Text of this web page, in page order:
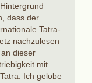
dass der
Tatra-
nachzulesen
dieser
mit
Ich gelobe